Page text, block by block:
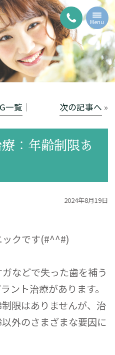
Menu
一覧 │ 次の記事へ »
：年齢制限あ
2024年8月19日
ックです(#^^#)
などで失った歯を補う
ント治療があります。
限はありませんが、治
外のさまざまな要因に